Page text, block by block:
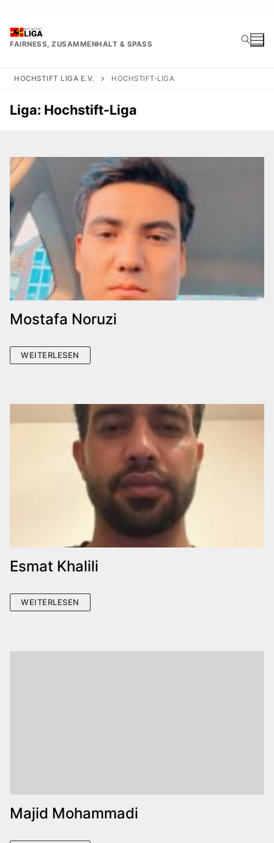
springen
FAIRNESS, ZUSAMMENHALT & SPASS
HOCHSTIFT LIGA E.V. HOCHSTIFT-LIGA
Liga: Hochstift-Liga
Mostafa Noruzi
WEITERLESEN
Esmat Khalili
WEITERLESEN
Majid Mohammadi